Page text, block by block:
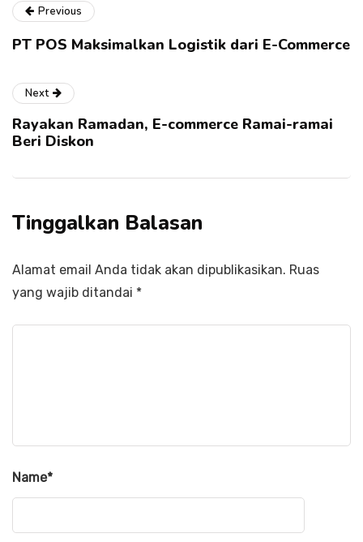
Previous
PT POS Maksimalkan Logistik dari E-Commerce
Next
Rayakan Ramadan, E-commerce Ramai-ramai
Beri Diskon
Tinggalkan Balasan
Alamat email Anda tidak akan dipublikasikan. Ruas
yang wajib ditandai *
Name*